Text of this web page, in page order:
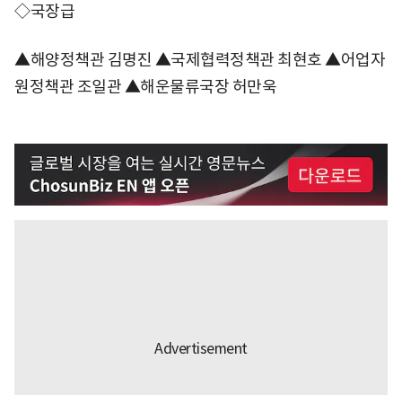
◇국장급
▲해양정책관 김명진 ▲국제협력정책관 최현호 ▲어업자
원정책관 조일관 ▲해운물류국장 허만욱